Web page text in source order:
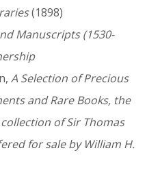
(1898)
Manuscripts (1530-
A Selection of Precious
and Rare Books, the
of Sir Thomas
for sale by William H.